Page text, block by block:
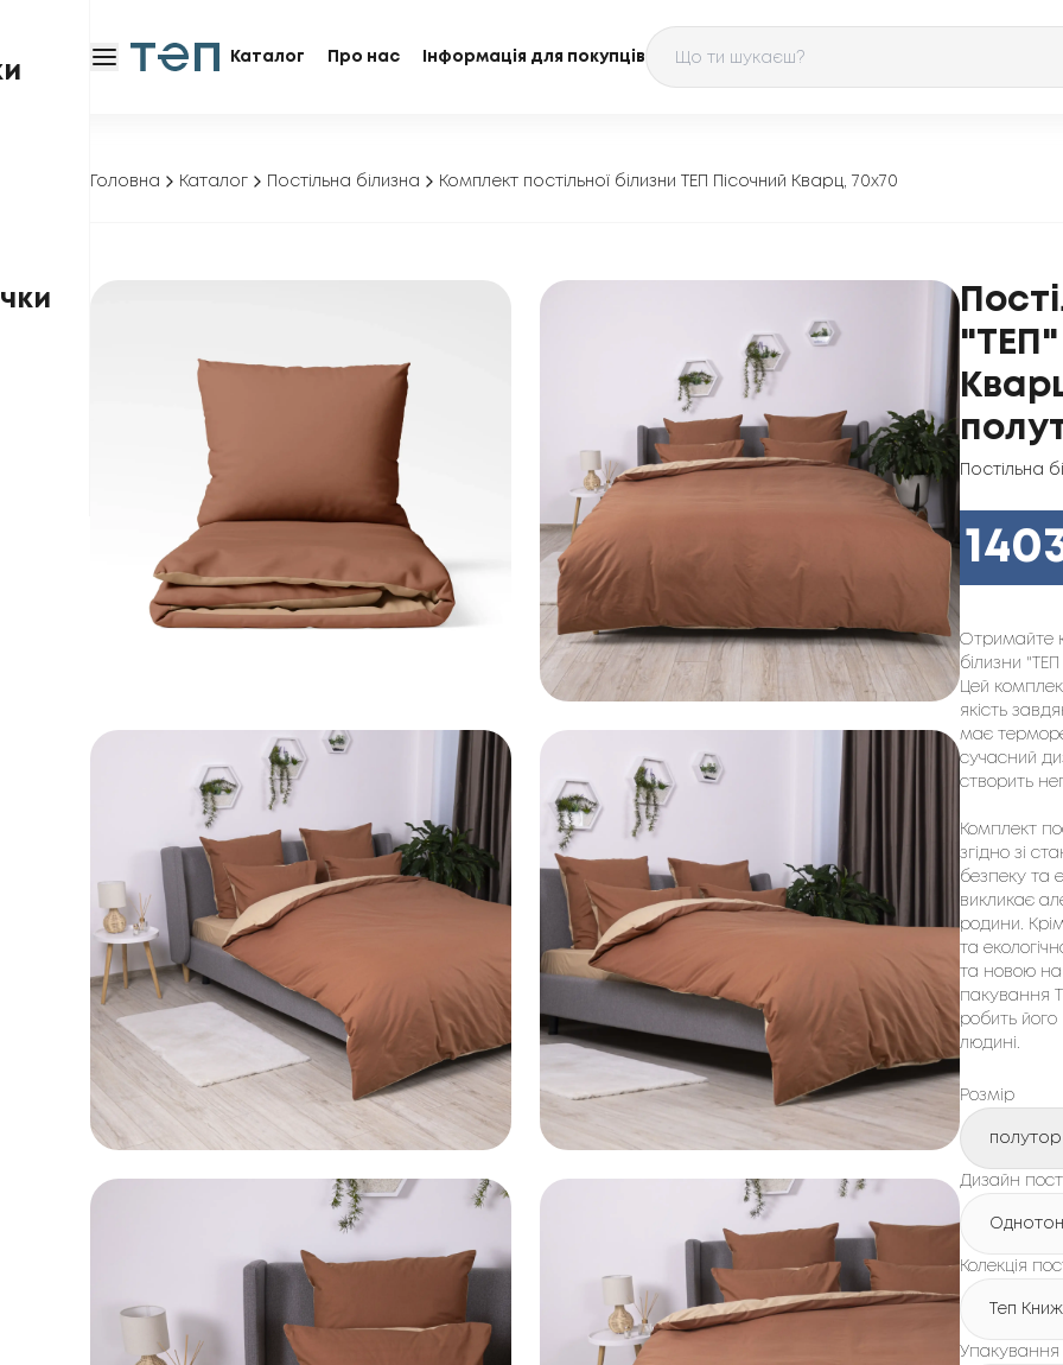
Каталог Про нас Інформація для покупців
Головна Каталог Постільна білизна Комплект постільної білизни ТЕП Пісочний Кварц, 70x70
"ТЕП"
Постільна
Отримайте
білизни
Цей
якість
має
сучасний
створить
Комплект
згідно зі
безпеку та
викликає
родини.
та
та новою
пакування
робить
людині.
Розмір
Дизайн
Колекція
Теп
Упакування